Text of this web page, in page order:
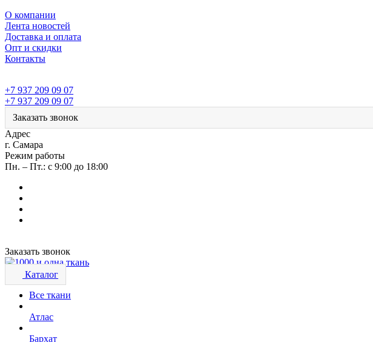
О компании
Лента новостей
Доставка и оплата
Опт и скидки
Контакты
+7 937 209 09 07
+7 937 209 09 07
Заказать звонок
Адрес
г. Самара
Режим работы
Пн. – Пт.: с 9:00 до 18:00
Заказать звонок
Каталог
Все ткани
Атлас
Бархат